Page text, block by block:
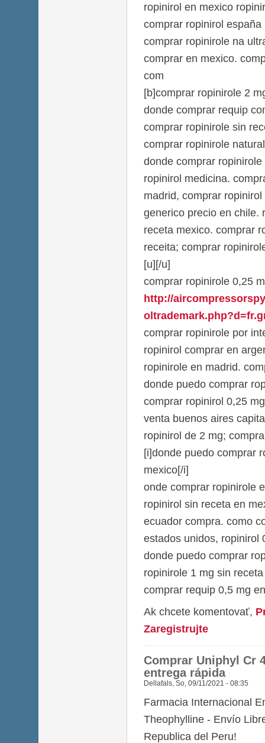
ropinirol en mexico
comprar ropinirol españa
comprar ropinirole na
comprar en mexico.
com
[b]comprar ropinirole 2
donde comprar requip
comprar ropinirole sin
comprar ropinirole
donde comprar
ropinirol medicina.
madrid, comprar
generico precio en chile.
receta mexico. comprar
receita; comprar
[u][/u]
comprar ropinirole 0,25
http://
comprar ropinirole por
ropinirol comprar en
ropinirole en madrid.
donde puedo comprar
comprar ropinirol 0,25
venta buenos aires
ropinirol de 2 mg;
[i]donde puedo comprar
mexico[/i]
onde comprar ropinirole
ropinirol sin receta en
ecuador compra. como
estados unidos, ropinirol
donde puedo comprar
ropinirole 1 mg sin
comprar requip 0,5 mg
Ak chcete komentovať,
Zaregistrujte
Comprar Uniphyl Cr
entrega rápida
Dellafals, So, 09/11/2021 - 08:35
Farmacia Internacional
Theophylline - Envío
Republica del Peru!